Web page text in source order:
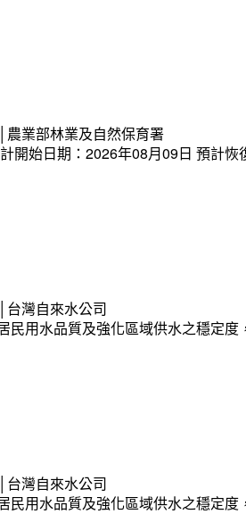
農業部林業及自然保育署
開始日期：2026年08月09日 預計
台灣自來水公司
民用水品質及強化區域供水之穩定
台灣自來水公司
民用水品質及強化區域供水之穩定